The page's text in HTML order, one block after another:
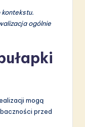
kontekstu.
ogólnie
mogą
przed